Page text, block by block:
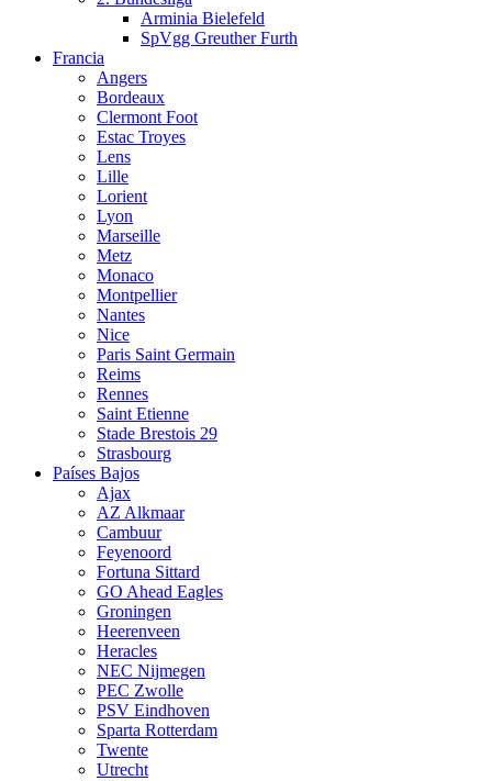
Arminia Bielefeld
SpVgg Greuther Furth
Francia
Angers
Bordeaux
Clermont Foot
Estac Troyes
Lens
Lille
Lorient
Lyon
Marseille
Metz
Monaco
Montpellier
Nantes
Nice
Paris Saint Germain
Reims
Rennes
Saint Etienne
Stade Brestois 29
Strasbourg
Países Bajos
Ajax
AZ Alkmaar
Cambuur
Feyenoord
Fortuna Sittard
GO Ahead Eagles
Groningen
Heerenveen
Heracles
NEC Nijmegen
PEC Zwolle
PSV Eindhoven
Sparta Rotterdam
Twente
Utrecht